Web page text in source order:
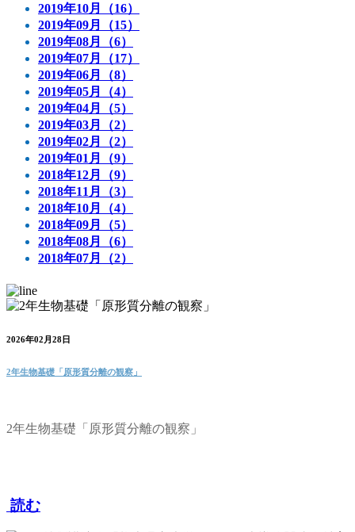
2019年10月（16）
2019年09月（15）
2019年08月（6）
2019年07月（17）
2019年06月（8）
2019年05月（4）
2019年04月（5）
2019年03月（2）
2019年02月（2）
2019年01月（9）
2018年12月（9）
2018年11月（3）
2018年10月（4）
2018年09月（5）
2018年08月（6）
2018年07月（2）
2026年02月28日
2年生物基礎「原形質分離の観察」
2年生物基礎「原形質分離の観察」
読む